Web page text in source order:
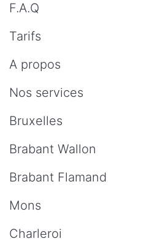
F.A.Q
Tarifs
A propos
Nos services
Bruxelles
Brabant Wallon
Brabant Flamand
Mons
Charleroi